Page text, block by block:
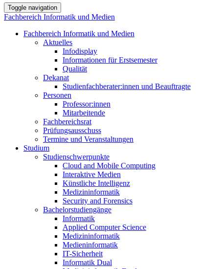
Toggle navigation
Fachbereich Informatik und Medien
Fachbereich Informatik und Medien
Aktuelles
Infodisplay
Informationen für Erstsemester
Qualität
Dekanat
Studienfachberater:innen und Beauftragte
Personen
Professor:innen
Mitarbeitende
Fachbereichsrat
Prüfungsausschuss
Termine und Veranstaltungen
Studium
Studienschwerpunkte
Cloud and Mobile Computing
Interaktive Medien
Künstliche Intelligenz
Medizininformatik
Security and Forensics
Bachelorstudiengänge
Informatik
Applied Computer Science
Medizininformatik
Medieninformatik
IT-Sicherheit
Informatik Dual